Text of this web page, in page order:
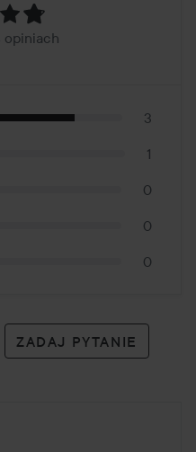
opiniach
3
1
0
0
0
ZADAJ PYTANIE